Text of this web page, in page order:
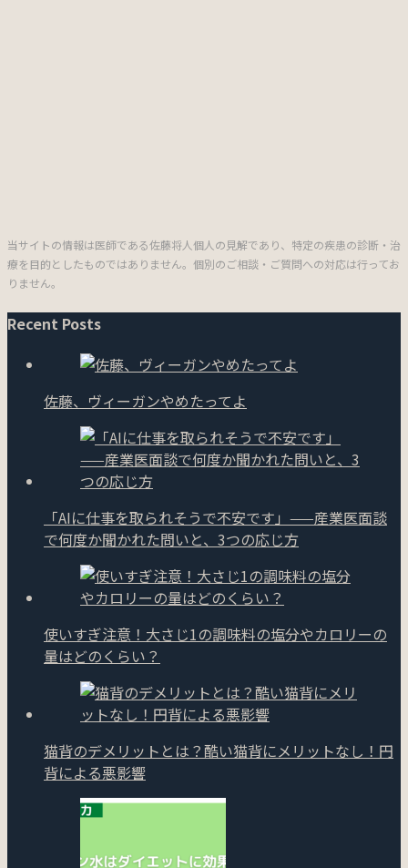
当サイトの情報は医師である佐藤将人個人の見解であり、特定の疾患の診断・治
療を目的としたものではありません。個別のご相談・ご質問への対応は行ってお
りません。
Recent Posts
佐藤、ヴィーガンやめたってよ
「AIに仕事を取られそうで不安です」——産業医面談
で何度か聞かれた問いと、3つの応じ方
使いすぎ注意！大さじ1の調味料の塩分やカロリーの
量はどのくらい？
猫背のデメリットとは？酷い猫背にメリットなし！円
背による悪影響